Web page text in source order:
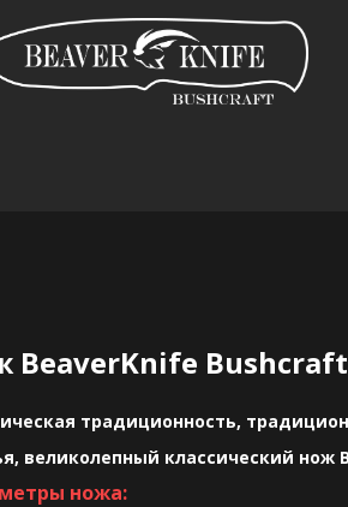
BeaverKnife
традиционность,
великолепный классический нож
ножа: